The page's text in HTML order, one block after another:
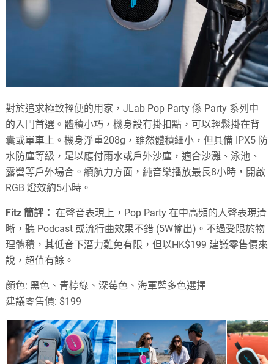
對於追求極致輕便的用家，JLab Pop Party 係 Party 系列中
的入門首選。體積小巧，機身設有掛扣點，可以輕鬆掛在背
囊或單車上。機身淨重208g，雖然體積細小，但具備 IPX5 防
水防塵等級，足以應付雨水或戶外沙塵，適合沙灘、泳池、
露營等戶外場合 。續航力方面，純音樂播放最長8小時，開啟
RGB 燈效約5小時。
Fitz 簡評： 在聲音表現上，Pop Party 在中高頻的人聲表現清
晰，聽 Podcast 或流行曲效果不錯 (5W輸出)。不過受限於物
理體積，其低音下潛力難免有限，但以HK$199 建議零售價來
說，超值有餘。
顏色: 黑色、青檸綠、深莓色、海軍藍多色選擇
建議零售價: $199